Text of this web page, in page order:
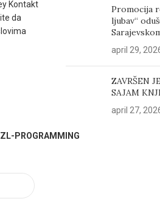
Promocija
ljubav“
april 29,
ZAVRŠEN
SAJAM
april 27,
ZL-PROGRAMMING